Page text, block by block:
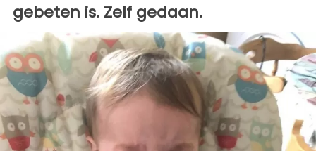
gebeten is. Zelf gedaan.